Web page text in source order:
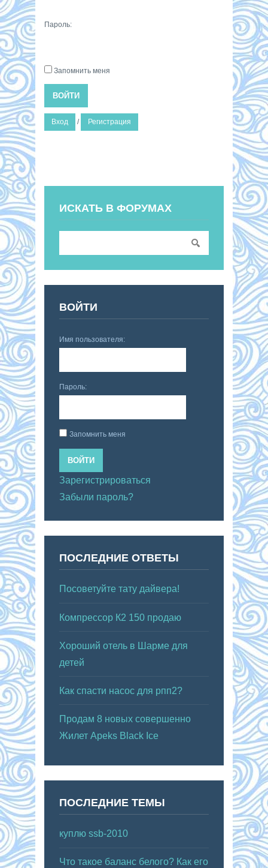
Пароль:
Запомнить меня
ВОЙТИ
Вход / Регистрация
ИСКАТЬ В ФОРУМАХ
ВОЙТИ
Имя пользователя:
Пароль:
Запомнить меня
ВОЙТИ
Зарегистрироваться
Забыли пароль?
ПОСЛЕДНИЕ ОТВЕТЫ
Посоветуйте тату дайвера!
Компрессор К2 150 продаю
Хороший отель в Шарме для
детей
Как спасти насос для рпп2?
Продам 8 новых совершенно
Жилет Apeks Black Ice
ПОСЛЕДНИЕ ТЕМЫ
куплю ssb-2010
Что такое баланс белого? Как его